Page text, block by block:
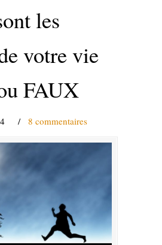
les
votre vie
FAUX
/ 8 commentaires